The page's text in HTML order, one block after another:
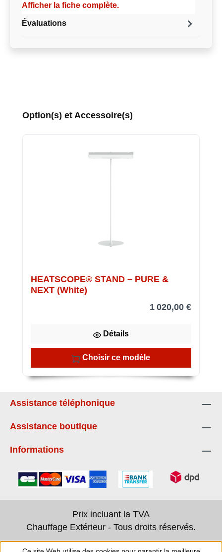
Afficher la fiche complète.
Évaluations
Ignorer la galerie de produits
Option(s) et Accessoire(s)
HEATSCOPE® STAND – PURE &
NEXT (White)
1 020,00 €
Détails
Choisir ce modèle
Assistance téléphonique
Assistance boutique
Informations
Prix incluant la TVA
Chauffage Extérieur - Tous droits réservés.